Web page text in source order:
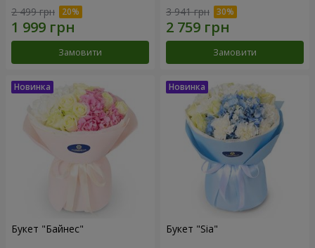
2 499 грн
Замовити
3 941 грн
Замовити
Букет "Байнес" Букет "Sia"